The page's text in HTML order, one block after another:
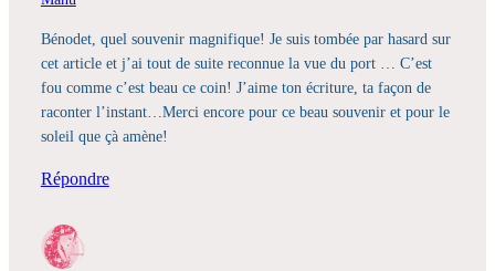
Bénodet, quel souvenir magnifique! Je suis tombée par hasard sur
cet article et j’ai tout de suite reconnue la vue du port … C’est
fou comme c’est beau ce coin! J’aime ton écriture, ta façon de
raconter l’instant…Merci encore pour ce beau souvenir et pour le
soleil que çà amène!
Répondre